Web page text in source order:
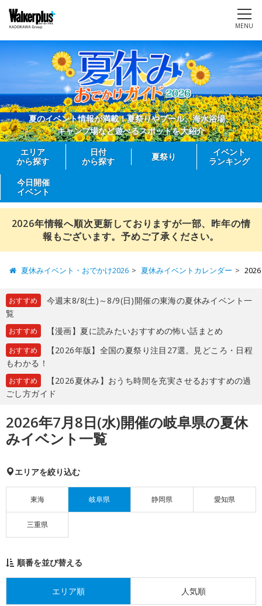
MENU
夏のイベント情報が満載！夏祭りやプール、海水浴場、
キャンプ場など遊べるスポットを大紹介
エリア
から探す
日付
から探す
夏祭り
イベント
ランキング
今日開催
イベント
2026年情報へ順次更新しておりますが一部、昨年の情
報もございます。予めご了承ください。
夏休みイベント・おでかけ2026 夏休みイベントカレンダー
おすすめ
今週末8/8(土)～8/9(日)開催の東海の夏休みイベント一
覧
おすすめ 【漫画】夏に読みたいおすすめの怖い話まとめ
おすすめ
【2026年版】全国の夏祭り注目27選。見どころ・日程
もわかる！
おすすめ
【2026夏休み】おうち時間を充実させるおすすめの過
ごし方ガイド
2026年7月8日(水)開催の岐阜県の夏休
みイベント一覧
エリアを絞り込む
東海 岐阜県 静岡県 愛知県
三重県
順番を並び替える
エリア順 人気順